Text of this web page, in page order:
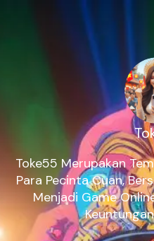
Toke55 Merupakan
Para Pecinta Cuan,
Menjadi Game